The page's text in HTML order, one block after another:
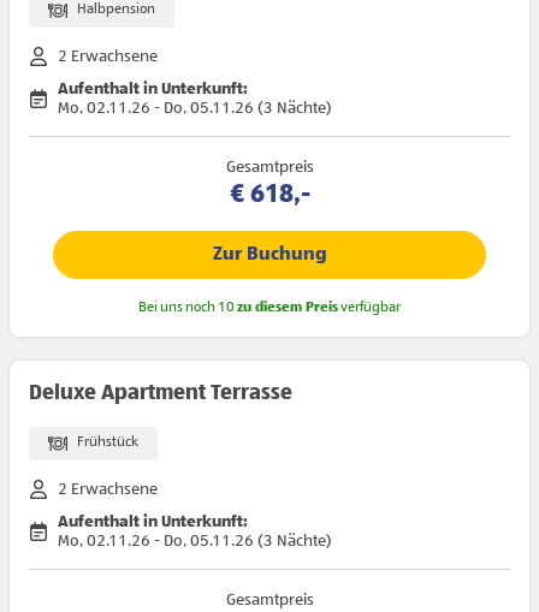
Halbpension
2 Erwachsene
Aufenthalt in Unterkunft:
Mo, 02.11.26 - Do, 05.11.26 (3 Nächte)
Gesamtpreis
€ 618,-
Zur Buchung
Bei uns noch 10 zu diesem Preisverfügbar
Deluxe Apartment Terrasse
Frühstück
2 Erwachsene
Aufenthalt in Unterkunft:
Mo, 02.11.26 - Do, 05.11.26 (3 Nächte)
Gesamtpreis